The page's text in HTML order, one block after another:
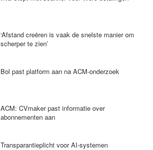
‘Afstand creëren is vaak de snelste manier om
scherper te zien’
Bol past platform aan na ACM-onderzoek
ACM: CVmaker past informatie over
abonnementen aan
Transparantieplicht voor AI-systemen